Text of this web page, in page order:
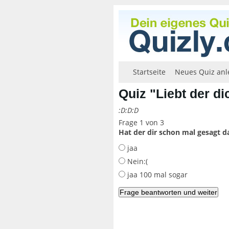
Startseite Neues Quiz
Quiz "Liebt der
:D:D:D
Frage 1 von 3
Hat der dir schon mal gesagt
jaa
Nein:(
jaa 100 mal sogar